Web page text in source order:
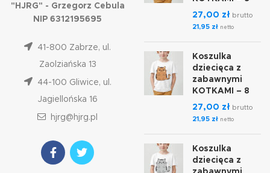
"HJRG" - Grzegorz Cebula
NIP 6312195695
41-800 Zabrze, ul.
Zaolziańska 13
44-100 Gliwice, ul.
Jagiellońska 16
hjrg@hjrg.pl
27,00 zł brutto
21,95 zł netto
Koszulka
dziecięca z
zabawnymi
KOTKAMI – 8
27,00 zł brutto
21,95 zł netto
Koszulka
dziecięca z